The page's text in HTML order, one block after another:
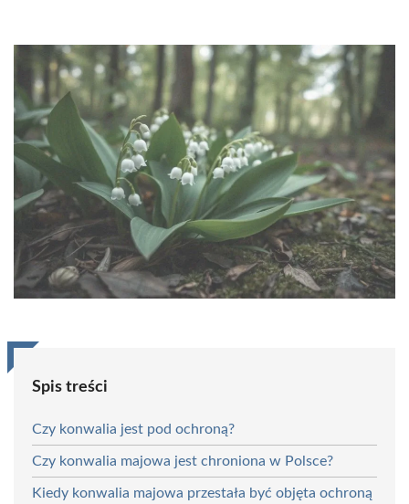
Spis treści
Czy konwalia jest pod ochroną?
Czy konwalia majowa jest chroniona w Polsce?
Kiedy konwalia majowa przestała być objęta ochroną